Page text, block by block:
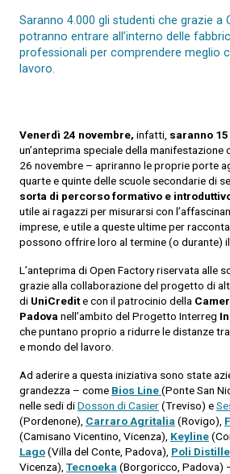
Saranno 4.000 gli studenti che grazie a
potranno entrare all’interno delle
professionali per comprendere meglio
lavoro.
Venerdì 24 novembre, infatti, saranno 15
un’anteprima speciale della manifestazione
26 novembre – apriranno le proprie porte
quarte e quinte delle scuole secondarie di
sorta di percorso formativo e
utile ai ragazzi per misurarsi con
imprese, e utile a queste ultime per
possono offrire loro al termine (o durante)
L’anteprima di Open Factory riservata alle
grazie alla collaborazione del progetto di
di UniCredite con il patrocinio della
Padova nell’ambito del Progetto Interreg
che puntano proprio a ridurre le distanze
e mondo del lavoro.
Ad aderire a questa iniziativa sono state
grandezza – come Bios Line(Ponte San
nelle sedi diDosson di Casier(Treviso) e
(Pordenone), Carraro Agritalia (Rovigo),
(Camisano Vicentino, Vicenza), Keyline
Lago(Villa del Conte, Padova), Poli
Vicenza), Tecnoeka (Borgoricco, Padova)